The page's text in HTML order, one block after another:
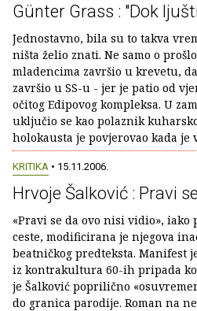
Günter Grass : "Dok
Jednostavno, bila su to takva
ništa želio znati. Ne samo o
mladencima završio u krevetu,
završio u SS-u - jer je patio od
očitog Edipovog kompleksa. U
uključio se kao polaznik
holokausta je povjerovao kada je
KRITIKA • 15.11.2006.
Hrvoje Šalković : Pravi
«Pravi se da ovo nisi vidio»,
ceste, modificirana je njegova
beatničkog predteksta. Manifest
iz kontrakultura 60-ih pripada
je Šalković poprilično
do granica parodije. Roman na